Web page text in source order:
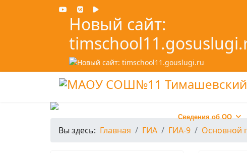
Новый сайт:
Сведения об ОО
Вы здесь: Главная ГИА ГИА-9 Основной